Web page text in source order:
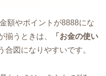
額やポイントが8888にな
揃うときは、
「お金の使い
合図になりやすいです。